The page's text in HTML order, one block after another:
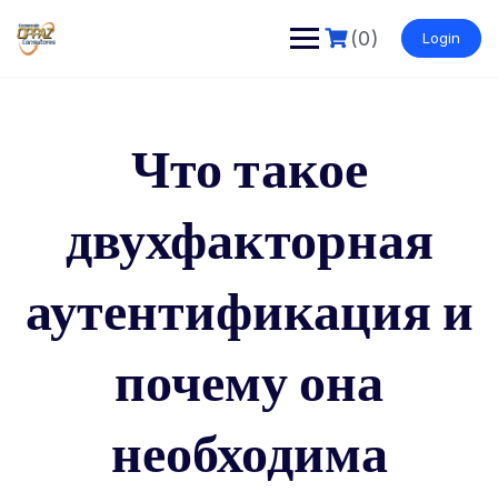
contenido
(0) Login
Что такое
двухфакторная
аутентификация и
почему она
необходима